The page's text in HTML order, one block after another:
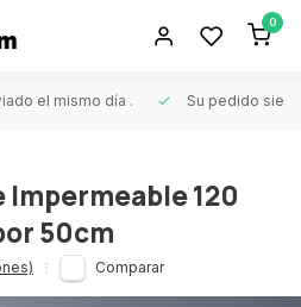
0
el mismo día . Su pedido
Impermeable 120
50cm
Comparar